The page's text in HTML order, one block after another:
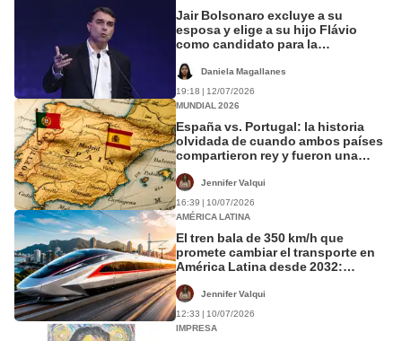
Jair Bolsonaro excluye a su
esposa y elige a su hijo Flávio
como candidato para la
Daniela Magallanes
19:18 | 12/07/2026
MUNDIAL 2026
España vs. Portugal: la historia
olvidada de cuando ambos países
compartieron rey y fueron una
Jennifer Valqui
16:39 | 10/07/2026
AMÉRICA LATINA
El tren bala de 350 km/h que
promete cambiar el transporte en
América Latina desde 2032:
reducirá horas de viaje
Jennifer Valqui
12:33 | 10/07/2026
IMPRESA